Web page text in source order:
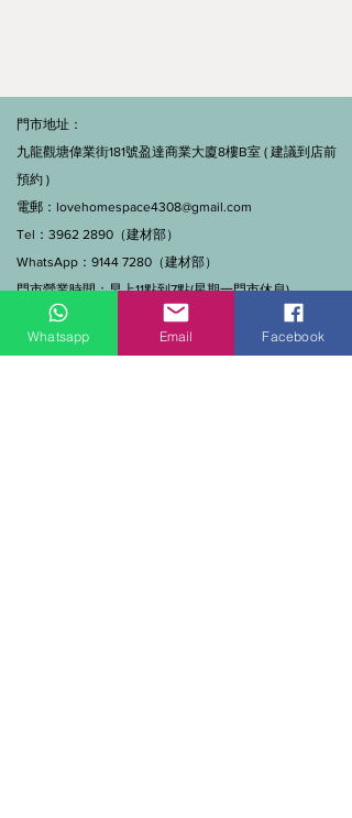
門市地址：
九龍觀塘偉業街181號盈達商業大廈8樓B室 ( 建議到店前
預約 )
電郵： lovehomespace4308@gmail.com
Tel：3962 2890（建材部）
WhatsApp：9144 7280（建材部）
門市營業時間：早上11點到7點(星期一門市休息)
線上及電話查詢：9:00-18:00（假日照常）。
Whatsapp Email Facebook